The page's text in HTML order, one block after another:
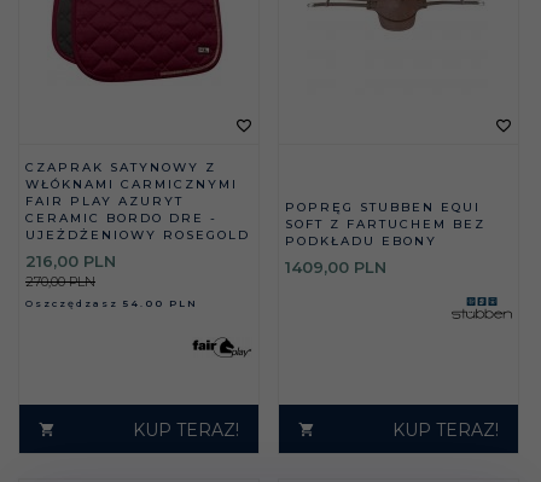
CZAPRAK SATYNOWY Z
WŁÓKNAMI CARMICZNYMI
FAIR PLAY AZURYT
CERAMIC BORDO DRE -
UJEŻDŻENIOWY ROSEGOLD
216,00 PLN
270,00 PLN
Oszczędzasz 54.00 PLN
KUP TERAZ!
POPRĘG STUBBEN EQUI
SOFT Z FARTUCHEM BEZ
PODKŁADU EBONY
1409,00 PLN
KUP TERAZ!